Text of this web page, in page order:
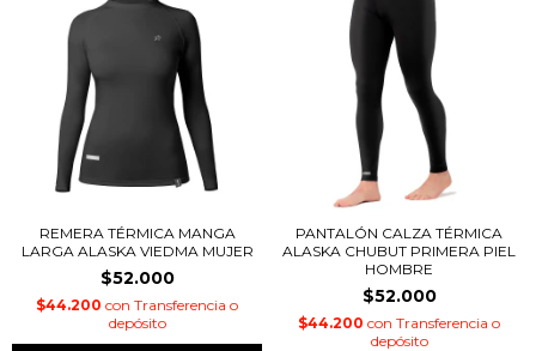
REMERA TÉRMICA MANGA
LARGA ALASKA VIEDMA MUJER
$52.000
$44.200 con Transferencia o
depósito
PANTALÓN CALZA TÉRMICA
ALASKA CHUBUT PRIMERA PIEL
HOMBRE
$52.000
$44.200 con Transferencia o
depósito